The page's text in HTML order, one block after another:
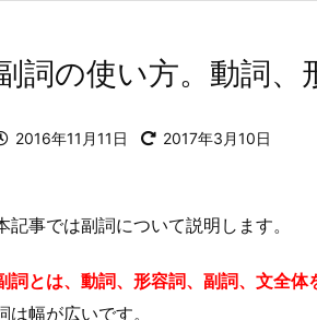
詞の使い方。動詞、
2016年11月11日 2017年3月10日
記事では副詞について説明します。
詞とは、動詞、形容詞、副詞、文全体
は幅が広いです。